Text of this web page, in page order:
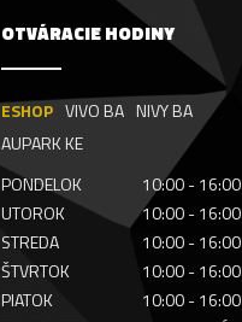
OTVÁRACIE HODINY
ESHOP VIVO BA NIVY BA
AUPARK KE
PONDELOK
10:00 - 16:00
UTOROK
10:00 - 16:00
STREDA
10:00 - 16:00
ŠTVRTOK
10:00 - 16:00
PIATOK
10:00 - 16:00